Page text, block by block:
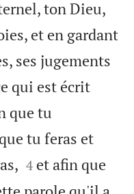
ton Dieu,
et en gardant
ses jugements
qui est écrit
que tu
tu feras et


4 et afin que